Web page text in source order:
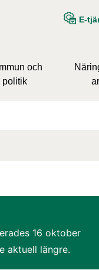
E-
och
politik
16 oktober
aktuell längre.